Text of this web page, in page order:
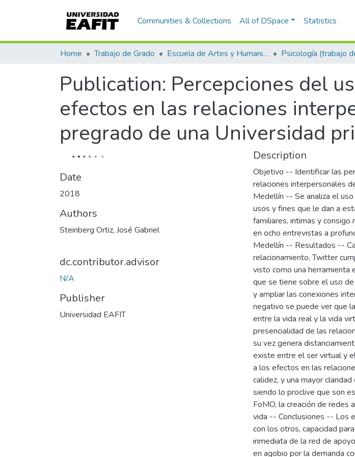
Communities & Collections All of DSpace Statistics
Home Trabajo de Grado Escuela de Artes y Humanidades Psicología (trabajo
Publication: Percepciones del
efectos en las relaciones
pregrado de una Universidad
Date
2018
Authors
Steinberg Ortiz, José Gabriel
dc.contributor.advisor
N/A
Publisher
Universidad EAFIT
Description
Objetivo -- Identificar las
relaciones interpersonales
Medellín -- Se analiza el
usos y fines que le dan a
familiares, intimas y
en ocho entrevistas a
Medellín -- Resultados --
relacionamiento, Twitter
visto como una herramienta
que se tiene sobre el uso
y ampliar las conexiones
negativo se puede ver que
entre la vida real y la vida
presencialidad de las
su vez genera
existe entre el ser virtual y
a los efectos en las
calidez, y una mayor
siendo lo proclive que son
FoMO, la creación de redes
vida -- Conclusiones -- Los
con los otros, capacidad
inmediata de la red de
en agobio por la demanda